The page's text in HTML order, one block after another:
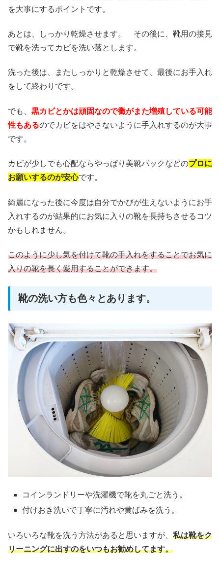
を大事にするポイントです。
あとは、しっかり乾燥させます。 その後に、靴用の接見
で靴を洗ってカビを洗い落とします。
洗った後は、またしっかりと乾燥させて、最後にお手入れ
をして終わりです。
でも、 黒カビとかは頑固なので黴がまた増殖している可能
性もあるのでカビをはやさないように手入れするのが大事
です。
カビが少しでも心配ならやっぱり美靴パックなどのプロに
お願いするのが安心です。
綺麗になった後に今度は自分でかびが生えないようにお手
入れするのが結果的にお気に入りの靴を長持ちさせるコツ
かもしれません。
このように少し気を付けて靴の手入れをすることでお気に
入りの靴を長く愛用することができます。
靴の洗い方も色々とあります。
コインランドリーや洗濯機で靴を丸ごと洗う。
付けおき洗いで丁寧に汚れや黄ばみを洗う。
いろいろな靴を洗う方法があると思いますが、 私は靴をク
リーニングに出すのをいつもお勧めしてます。